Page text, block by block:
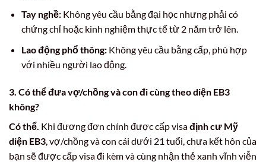
Tay nghề:Không yêu cầu bằng đại học nhưng phải có
chứng chỉ hoặc kinh nghiệm thực tế từ 2 năm trở lên.
Lao động phổ thông:Không yêu cầu bằng cấp, phù hợp
với nhiều người lao động.
3. Có thể đưa vợ/chồng và con đi cùng theo diện EB3
không?
Có thể. Khi đương đơn chính được cấp visađịnh cư Mỹ
diện EB3, vợ/chồng và con cái dưới 21 tuổi, chưa kết hôn của
bạn sẽ được cấp visa đi kèm và cùng nhận thẻ xanh vĩnh viễn